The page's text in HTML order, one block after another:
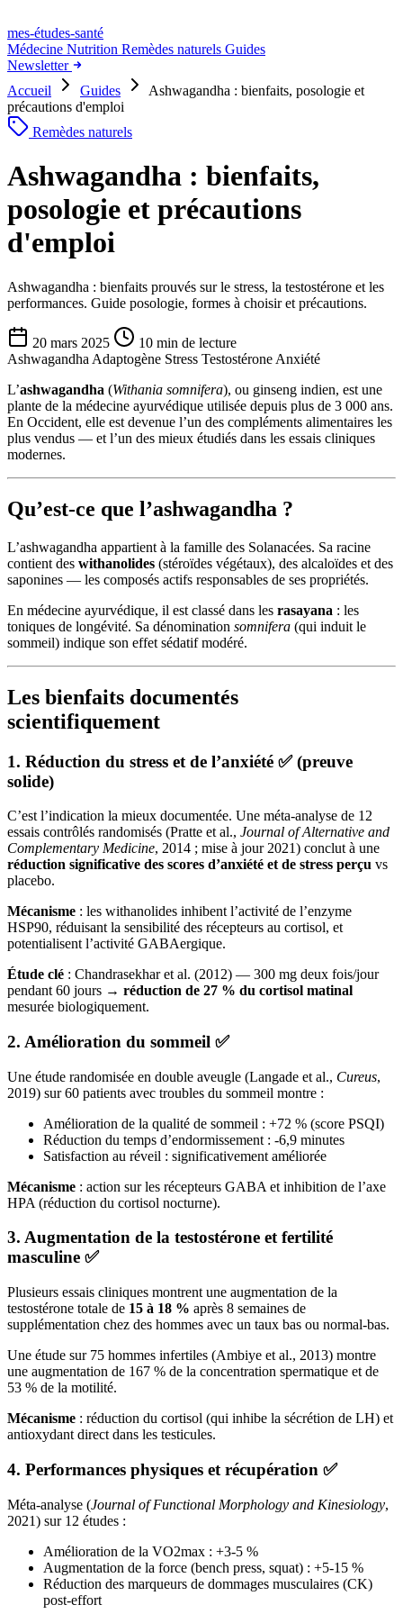
mes-études-santé
Médecine Nutrition Remèdes naturels Guides
Newsletter
Accueil
Guides
Ashwagandha : bienfaits, posologie et
précautions d'emploi
Remèdes naturels
Ashwagandha : bienfaits,
posologie et précautions
d'emploi
Ashwagandha : bienfaits prouvés sur le stress, la testostérone et les
performances. Guide posologie, formes à choisir et précautions.
20 mars 2025
10 min de lecture
Ashwagandha Adaptogène Stress Testostérone Anxiété
L’ashwagandha (Withania somnifera), ou ginseng indien, est une
plante de la médecine ayurvédique utilisée depuis plus de 3 000 ans.
En Occident, elle est devenue l’un des compléments alimentaires les
plus vendus — et l’un des mieux étudiés dans les essais cliniques
modernes.
Qu’est-ce que l’ashwagandha ?
L’ashwagandha appartient à la famille des Solanacées. Sa racine
contient des withanolides (stéroïdes végétaux), des alcaloïdes et des
saponines — les composés actifs responsables de ses propriétés.
En médecine ayurvédique, il est classé dans les rasayana : les
toniques de longévité. Sa dénomination somnifera (qui induit le
sommeil) indique son effet sédatif modéré.
Les bienfaits documentés
scientifiquement
1. Réduction du stress et de l’anxiété ✅ (preuve
solide)
C’est l’indication la mieux documentée. Une méta-analyse de 12
essais contrôlés randomisés (Pratte et al., Journal of Alternative and
Complementary Medicine, 2014 ; mise à jour 2021) conclut à une
réduction significative des scores d’anxiété et de stress perçu vs
placebo.
Mécanisme : les withanolides inhibent l’activité de l’enzyme
HSP90, réduisant la sensibilité des récepteurs au cortisol, et
potentialisent l’activité GABAergique.
Étude clé : Chandrasekhar et al. (2012) — 300 mg deux fois/jour
pendant 60 jours → réduction de 27 % du cortisol matinal
mesurée biologiquement.
2. Amélioration du sommeil ✅
Une étude randomisée en double aveugle (Langade et al., Cureus,
2019) sur 60 patients avec troubles du sommeil montre :
Amélioration de la qualité de sommeil : +72 % (score PSQI)
Réduction du temps d’endormissement : -6,9 minutes
Satisfaction au réveil : significativement améliorée
Mécanisme : action sur les récepteurs GABA et inhibition de l’axe
HPA (réduction du cortisol nocturne).
3. Augmentation de la testostérone et fertilité
masculine ✅
Plusieurs essais cliniques montrent une augmentation de la
testostérone totale de 15 à 18 % après 8 semaines de
supplémentation chez des hommes avec un taux bas ou normal-bas.
Une étude sur 75 hommes infertiles (Ambiye et al., 2013) montre
une augmentation de 167 % de la concentration spermatique et de
53 % de la motilité.
Mécanisme : réduction du cortisol (qui inhibe la sécrétion de LH) et
antioxydant direct dans les testicules.
4. Performances physiques et récupération ✅
Méta-analyse (Journal of Functional Morphology and Kinesiology,
2021) sur 12 études :
Amélioration de la VO2max : +3-5 %
Augmentation de la force (bench press, squat) : +5-15 %
Réduction des marqueurs de dommages musculaires (CK)
post-effort